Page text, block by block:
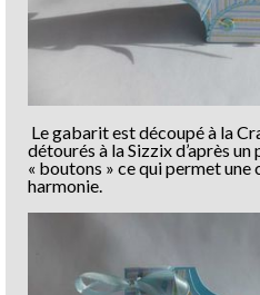
Le gabarit est découpé à la
détourés à la Sizzix d’après
« boutons » ce qui permet
harmonie.